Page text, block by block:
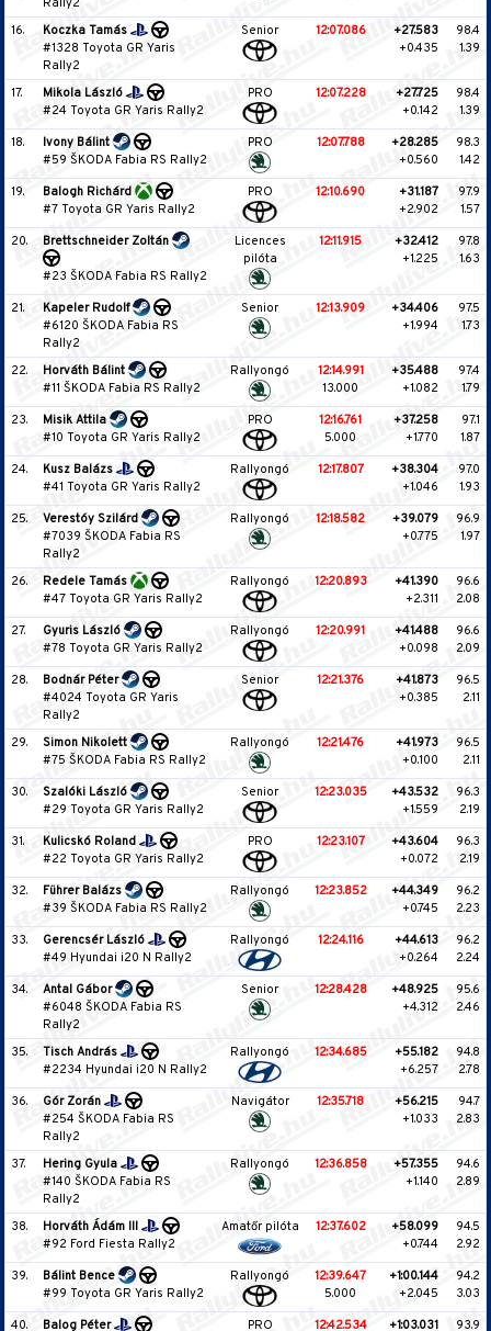
Rally2
16.
Koczka Tamás
#1328 Toyota GR Yaris
Rally2
Senior 12:07.086
+27.583
+0.435
98.4
1.39
17.
Mikola László
#24 Toyota GR Yaris Rally2
PRO 12:07.228
+27.725
+0.142
98.4
1.39
18.
Ivony Bálint
#59 ŠKODA Fabia RS Rally2
PRO 12:07.788
+28.285
+0.560
98.3
1.42
19.
Balogh Richárd
#7 Toyota GR Yaris Rally2
PRO 12:10.690
+31.187
+2.902
97.9
1.57
20. Brettschneider Zoltán
#23 ŠKODA Fabia RS Rally2
Licences
pilóta
12:11.915
+32.412
+1.225
97.8
1.63
21.
Kapeler Rudolf
#6120 ŠKODA Fabia RS
Rally2
Senior 12:13.909
+34.406
+1.994
97.5
1.73
22.
Horváth Bálint
#11 ŠKODA Fabia RS Rally2
Rallyongó
12:14.991
13.000
+35.488
+1.082
97.4
1.79
23.
Misik Attila
#10 Toyota GR Yaris Rally2
PRO
12:16.761
5.000
+37.258
+1.770
97.1
1.87
24.
Kusz Balázs
#41 Toyota GR Yaris Rally2
Rallyongó 12:17.807
+38.304
+1.046
97.0
1.93
25.
Verestóy Szilárd
#7039 ŠKODA Fabia RS
Rally2
Rallyongó 12:18.582
+39.079
+0.775
96.9
1.97
26.
Redele Tamás
#47 Toyota GR Yaris Rally2
Rallyongó 12:20.893
+41.390
+2.311
96.6
2.08
27.
Gyuris László
#78 Toyota GR Yaris Rally2
Rallyongó 12:20.991
+41.488
+0.098
96.6
2.09
28.
Bodnár Péter
#4024 Toyota GR Yaris
Rally2
Senior 12:21.376
+41.873
+0.385
96.5
2.11
29.
Simon Nikolett
#75 ŠKODA Fabia RS Rally2
Rallyongó 12:21.476
+41.973
+0.100
96.5
2.11
30.
Szalóki László
#29 Toyota GR Yaris Rally2
Senior 12:23.035
+43.532
+1.559
96.3
2.19
31.
Kulicskó Roland
#22 Toyota GR Yaris Rally2
PRO 12:23.107
+43.604
+0.072
96.3
2.19
32.
Führer Balázs
#39 ŠKODA Fabia RS Rally2
Rallyongó 12:23.852
+44.349
+0.745
96.2
2.23
33.
Gerencsér László
#49 Hyundai i20 N Rally2
Rallyongó 12:24.116
+44.613
+0.264
96.2
2.24
34.
Antal Gábor
#6048 ŠKODA Fabia RS
Rally2
Senior 12:28.428
+48.925
+4.312
95.6
2.46
35.
Tisch András
#2234 Hyundai i20 N Rally2
Rallyongó 12:34.685
+55.182
+6.257
94.8
2.78
36.
Gór Zorán
#254 ŠKODA Fabia RS
Rally2
Navigátor 12:35.718
+56.215
+1.033
94.7
2.83
37.
Hering Gyula
#140 ŠKODA Fabia RS
Rally2
Rallyongó 12:36.858
+57.355
+1.140
94.6
2.89
38.
Horváth Ádám III
#92 Ford Fiesta Rally2
Amatőr pilóta 12:37.602
+58.099
+0.744
94.5
2.92
39.
Bálint Bence
#99 Toyota GR Yaris Rally2
Rallyongó
12:39.647
5.000
+1:00.144
+2.045
94.2
3.03
40. Balog Péter PRO 12:42.534 +1:03.031 93.9